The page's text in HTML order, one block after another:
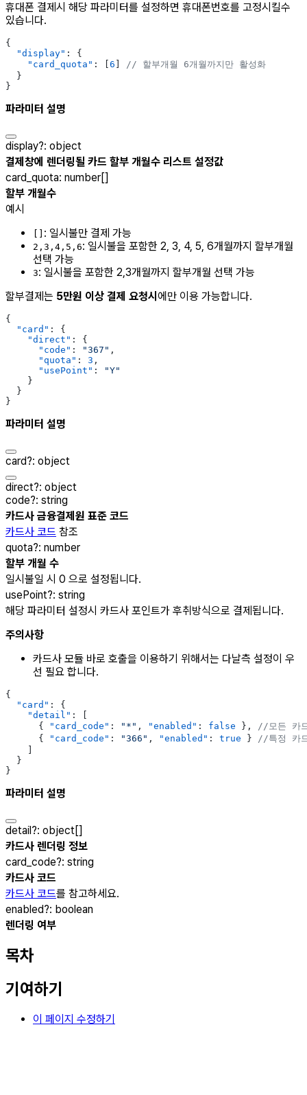
휴대폰 결제시 해당 파라미터를 설정하면 휴대폰번호를 고정시킬수
있습니다.
{
  "display"
: {
    "card_quota"
: [ 6
// 할부개월 6개월까지만 활성화
  }
}
파라미터 설명
display?: object
결제창에 렌더링될 카드 할부 개월수 리스트 설정값
card_quota: number[]
할부 개월수
예시
: 일시불만 결제 가능
2,3,4,5,6: 일시불을 포함한 2, 3, 4, 5, 6개월까지 할부개월
선택 가능
3: 일시불을 포함한 2,3개월까지 할부개월 선택 가능
할부결제는 5만원 이상 결제 요청시 에만 이용 가능합니다.
{
  "card"
: {
    "direct"
: {
      "code"
: "367" ,
      "quota"
: 3 ,
      "usePoint"
:
"Y"
    }
  }
}
파라미터 설명
card?: object
direct?: object
code?: string
카드사 금융결제원 표준 코드
카드사 코드 참조
quota?: number
할부 개월 수
일시불일 시 0 으로 설정됩니다.
usePoint?: string
해당 파라미터 설정시 카드사 포인트가 후취방식으로 결제됩니다.
주의사항
카드사 모듈 바로 호출을 이용하기 위해서는 다날측 설정이 우
선 필요 합니다.
{
  "card"
: {
    "detail"
: [
      {
"card_code" : "*" , "enabled" : false }, //모든 카
      {
"card_code" : "366" , "enabled" : true } //특정 카
  }
}
파라미터 설명
detail ?: object[]
카드사 렌더링 정보
card_code?: string
카드사 코드
카드사 코드를 참고하세요.
enabled?: boolean
렌더링 여부
목차
기여하기
이 페이지 수정하기